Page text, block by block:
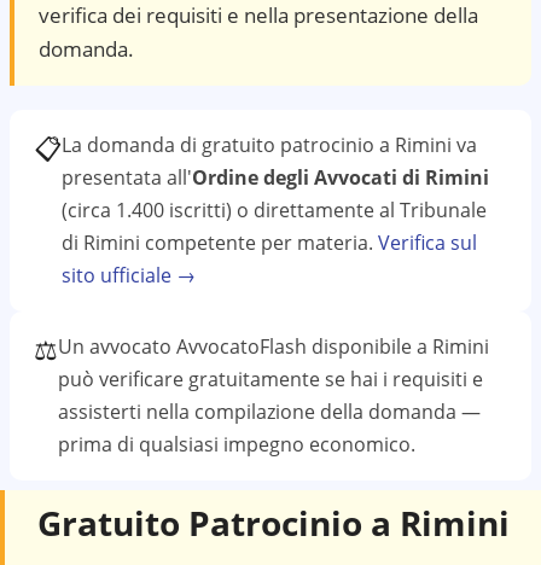
verifica dei requisiti e nella presentazione della
domanda.
📋La domanda di gratuito patrocinio a Rimini va
presentata all'Ordine degli Avvocati di Rimini
(circa 1.400 iscritti) o direttamente al Tribunale
di Rimini competente per materia. Verifica sul
sito ufficiale →
⚖️Un avvocato AvvocatoFlash disponibile a Rimini
può verificare gratuitamente se hai i requisiti e
assisterti nella compilazione della domanda —
prima di qualsiasi impegno economico.
Gratuito Patrocinio a Rimini